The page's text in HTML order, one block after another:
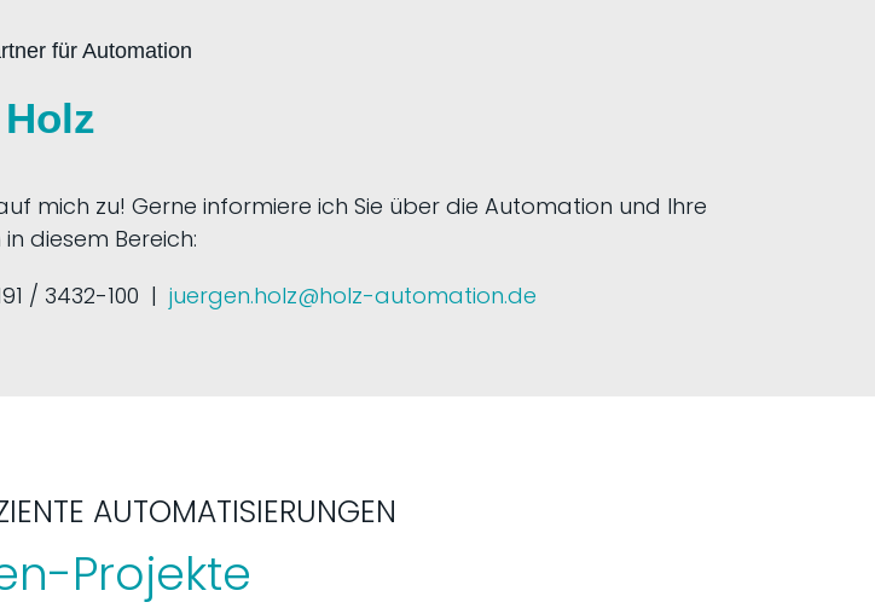
für Automation
mich zu! Gerne informiere ich Sie über die Automation und Ihre
diesem Bereich:
/ 3432-100 |juergen.holz@holz-automation.de
AUTOMATISIERUNGEN
Projekte